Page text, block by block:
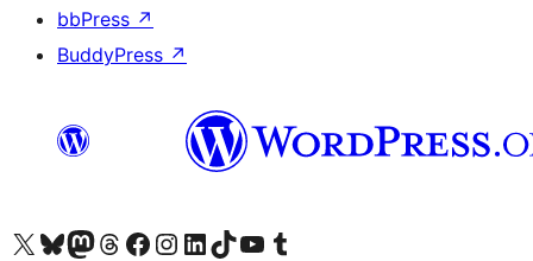
bbPress ↗
BuddyPress ↗
Visita la cuenta de X (anteriormente Twitter)
Visita a nosa conta de Bluesky
Visita a nosa conta de Mastodon
Visita a nosa conta de Threads
Visita a nosa páxina de Facebook
Visita a nosa conta de Instagram
Visita a nosa conta de LinkedIn
Visita a nosa conta de TikTok
Visita a nosa canle de YouTube
Visita a nosa conta de Tumblr